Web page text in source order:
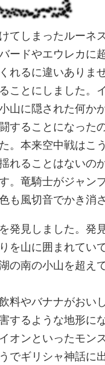
てしまったルーネ
ードやエウレカに
れるに違いありま
ことにしました。
山に隠された何か
することになった
。本来空中戦はこ
れることはないの
。竜騎士がジャン
風切音でかき消
発見しました。発
を山に囲まれてい
の南の小山を超え
料やバナナがおい
するような地形に
オンといったモン
でギリシャ神話に